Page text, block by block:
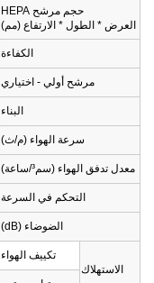
حجم مرشح HEPA
العرض * الطول * الارتفاع (مم)
الكفاءة
مرشح أولي - اختياري
البناء
سرعة الهواء (م/ث)
معدل تدفق الهواء (سم³/ساعة)
التحكم في السرعة
الضوضاء (dB)
الاستهلاك
تكييف الهواء